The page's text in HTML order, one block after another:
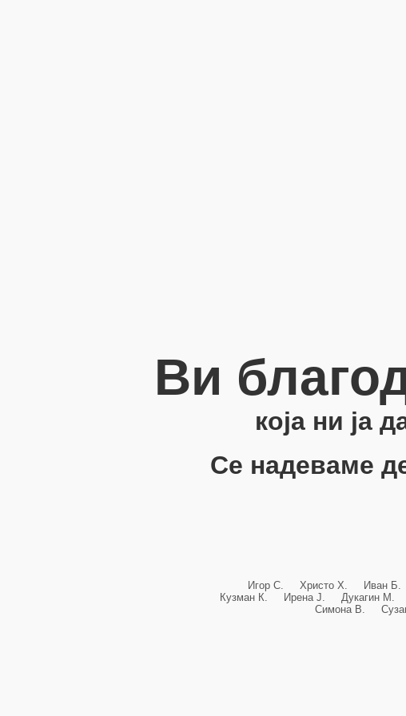
Ви
која ни ја
Се надеваме
Игор С. Христо Х. Иван
Кузман К. Ирена Ј. Дукагин
Симона В.